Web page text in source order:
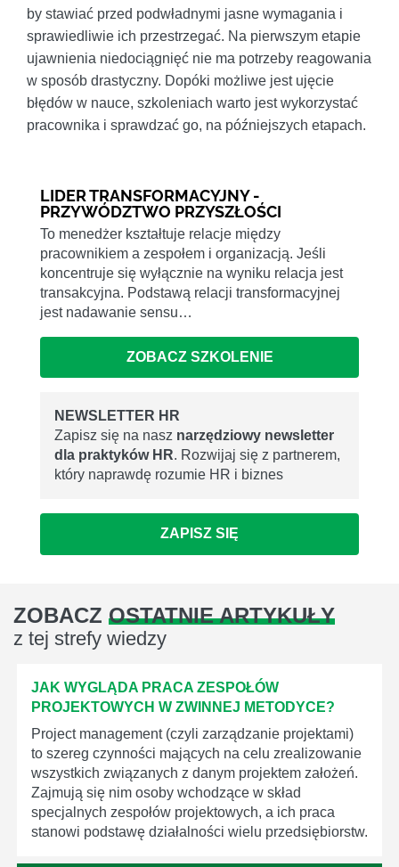
by stawiać przed podwładnymi jasne wymagania i
sprawiedliwie ich przestrzegać. Na pierwszym etapie
ujawnienia niedociągnięć nie ma potrzeby reagowania
w sposób drastyczny. Dopóki możliwe jest ujęcie
błędów w nauce, szkoleniach warto jest wykorzystać
pracownika i sprawdzać go, na późniejszych etapach.
LIDER TRANSFORMACYJNY -
PRZYWÓDZTWO PRZYSZŁOŚCI
To menedżer kształtuje relacje między
pracownikiem a zespołem i organizacją. Jeśli
koncentruje się wyłącznie na wyniku relacja jest
transakcyjna. Podstawą relacji transformacyjnej
jest nadawanie sensu…
ZOBACZ SZKOLENIE
NEWSLETTER HR
Zapisz się na nasz narzędziowy newsletter
dla praktyków HR. Rozwijaj się z partnerem,
który naprawdę rozumie HR i biznes
ZAPISZ SIĘ
ZOBACZ OSTATNIE ARTYKUŁY
z tej strefy wiedzy
JAK WYGLĄDA PRACA ZESPOŁÓW
PROJEKTOWYCH W ZWINNEJ METODYCE?
Project management (czyli zarządzanie projektami)
to szereg czynności mających na celu zrealizowanie
wszystkich związanych z danym projektem założeń.
Zajmują się nim osoby wchodzące w skład
specjalnych zespołów projektowych, a ich praca
stanowi podstawę działalności wielu przedsiębiorstw.